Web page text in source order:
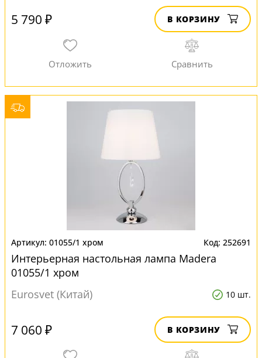
5 790 ₽ В КОРЗИНУ
01055/1 хром 252691
Интерьерная настольная лампа Madera
01055/1 хром
Eurosvet (Китай)
10 шт.
7 060 ₽ В КОРЗИНУ